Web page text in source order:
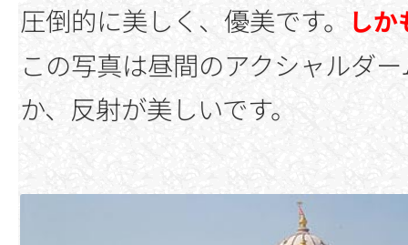
圧倒的に美しく、優美です。 し
この写真は昼間のアクシャルダ
か、反射が美しいです。